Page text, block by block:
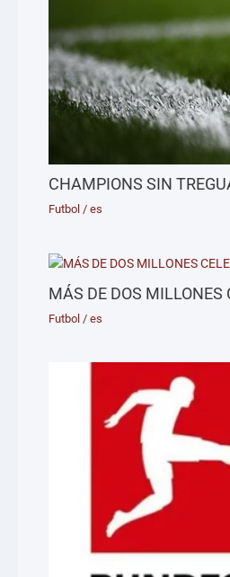
CHAMPIONS SIN
Futbol /es
MÁS DE DOS
Futbol /es